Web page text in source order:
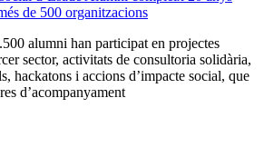
de 500 organitzacions
alumni han participat en projectes
sector, activitats de consultoria solidària,
hackatons i accions d’impacte social, que
d’acompanyament